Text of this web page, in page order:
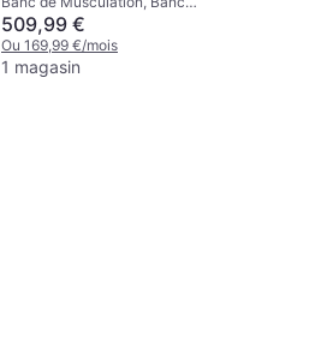
Éléments
Multifonction, Capacité de charge
(max) 280 kg
509,99 €
Ou 169,99 €/mois
1 magasin